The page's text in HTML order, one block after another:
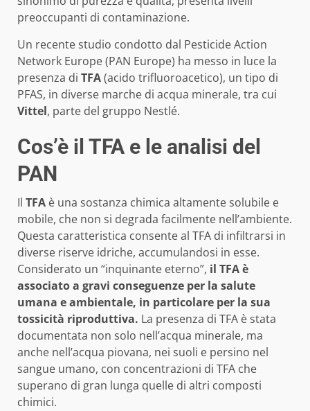
preoccupanti di contaminazione.
Un recente studio condotto dal Pesticide Action
Network Europe (PAN Europe) ha messo in luce la
presenza di TFA(acido trifluoroacetico), un tipo di
PFAS, in diverse marche di acqua minerale, tra cui
Vittel, parte del gruppo Nestlé.
Cos’è il TFA e le analisi del
PAN
Il TFA è una sostanza chimica altamente solubile e
mobile, che non si degrada facilmente nell’ambiente.
Questa caratteristica consente al TFA di infiltrarsi in
diverse riserve idriche, accumulandosi in esse.
Considerato un “inquinante eterno”, il TFA è
associato a gravi conseguenze per la salute
umana e ambientale, in particolare per la sua
tossicità riproduttiva. La presenza di TFA è stata
documentata non solo nell’acqua minerale, ma
anche nell’acqua piovana, nei suoli e persino nel
sangue umano, con concentrazioni di TFA che
superano di gran lunga quelle di altri composti
chimici.